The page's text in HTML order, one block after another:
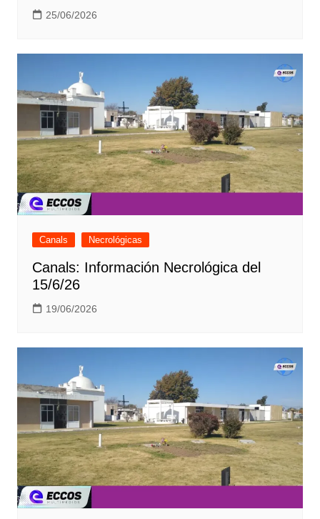
25/06/2026
Canals Necrológicas
Canals: Información Necrológica del
15/6/26
19/06/2026